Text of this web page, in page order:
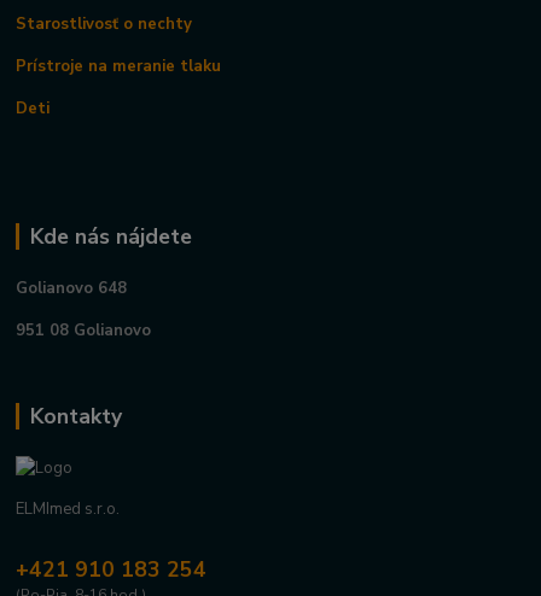
Starostlivosť o nechty
Prístroje na meranie tlaku
Deti
Kde nás nájdete
Golianovo 648
951 08 Golianovo
Kontakty
ELMImed s.r.o.
+421 910 183 254